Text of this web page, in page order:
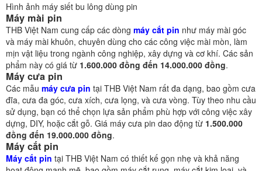
Hình ảnh máy siết bu lông dùng pin
Máy mài pin
THB Việt Nam cung cấp các dòng máy cắt pin như máy mài góc
và máy mài khuôn, chuyên dùng cho các công việc mài mòn, làm
mịn vật liệu trong ngành công nghiệp, xây dựng và cơ khí. Các sản
phẩm này có giá từ 1.600.000 đồng đến 14.000.000 đồng.
Máy cưa pin
Các mẫu máy cưa pin tại THB Việt Nam rất đa dạng, bao gồm cưa
đĩa, cưa đa góc, cưa xích, cưa lọng, và cưa vòng. Tùy theo nhu cầu
sử dụng, bạn có thể chọn lựa sản phẩm phù hợp với công việc xây
dựng, DIY, hoặc cắt gỗ. Giá máy cưa pin dao động từ 1.500.000
đồng đến 19.000.000 đồng.
Máy cắt pin
Máy cắt pin tại THB Việt Nam có thiết kế gọn nhẹ và khả năng